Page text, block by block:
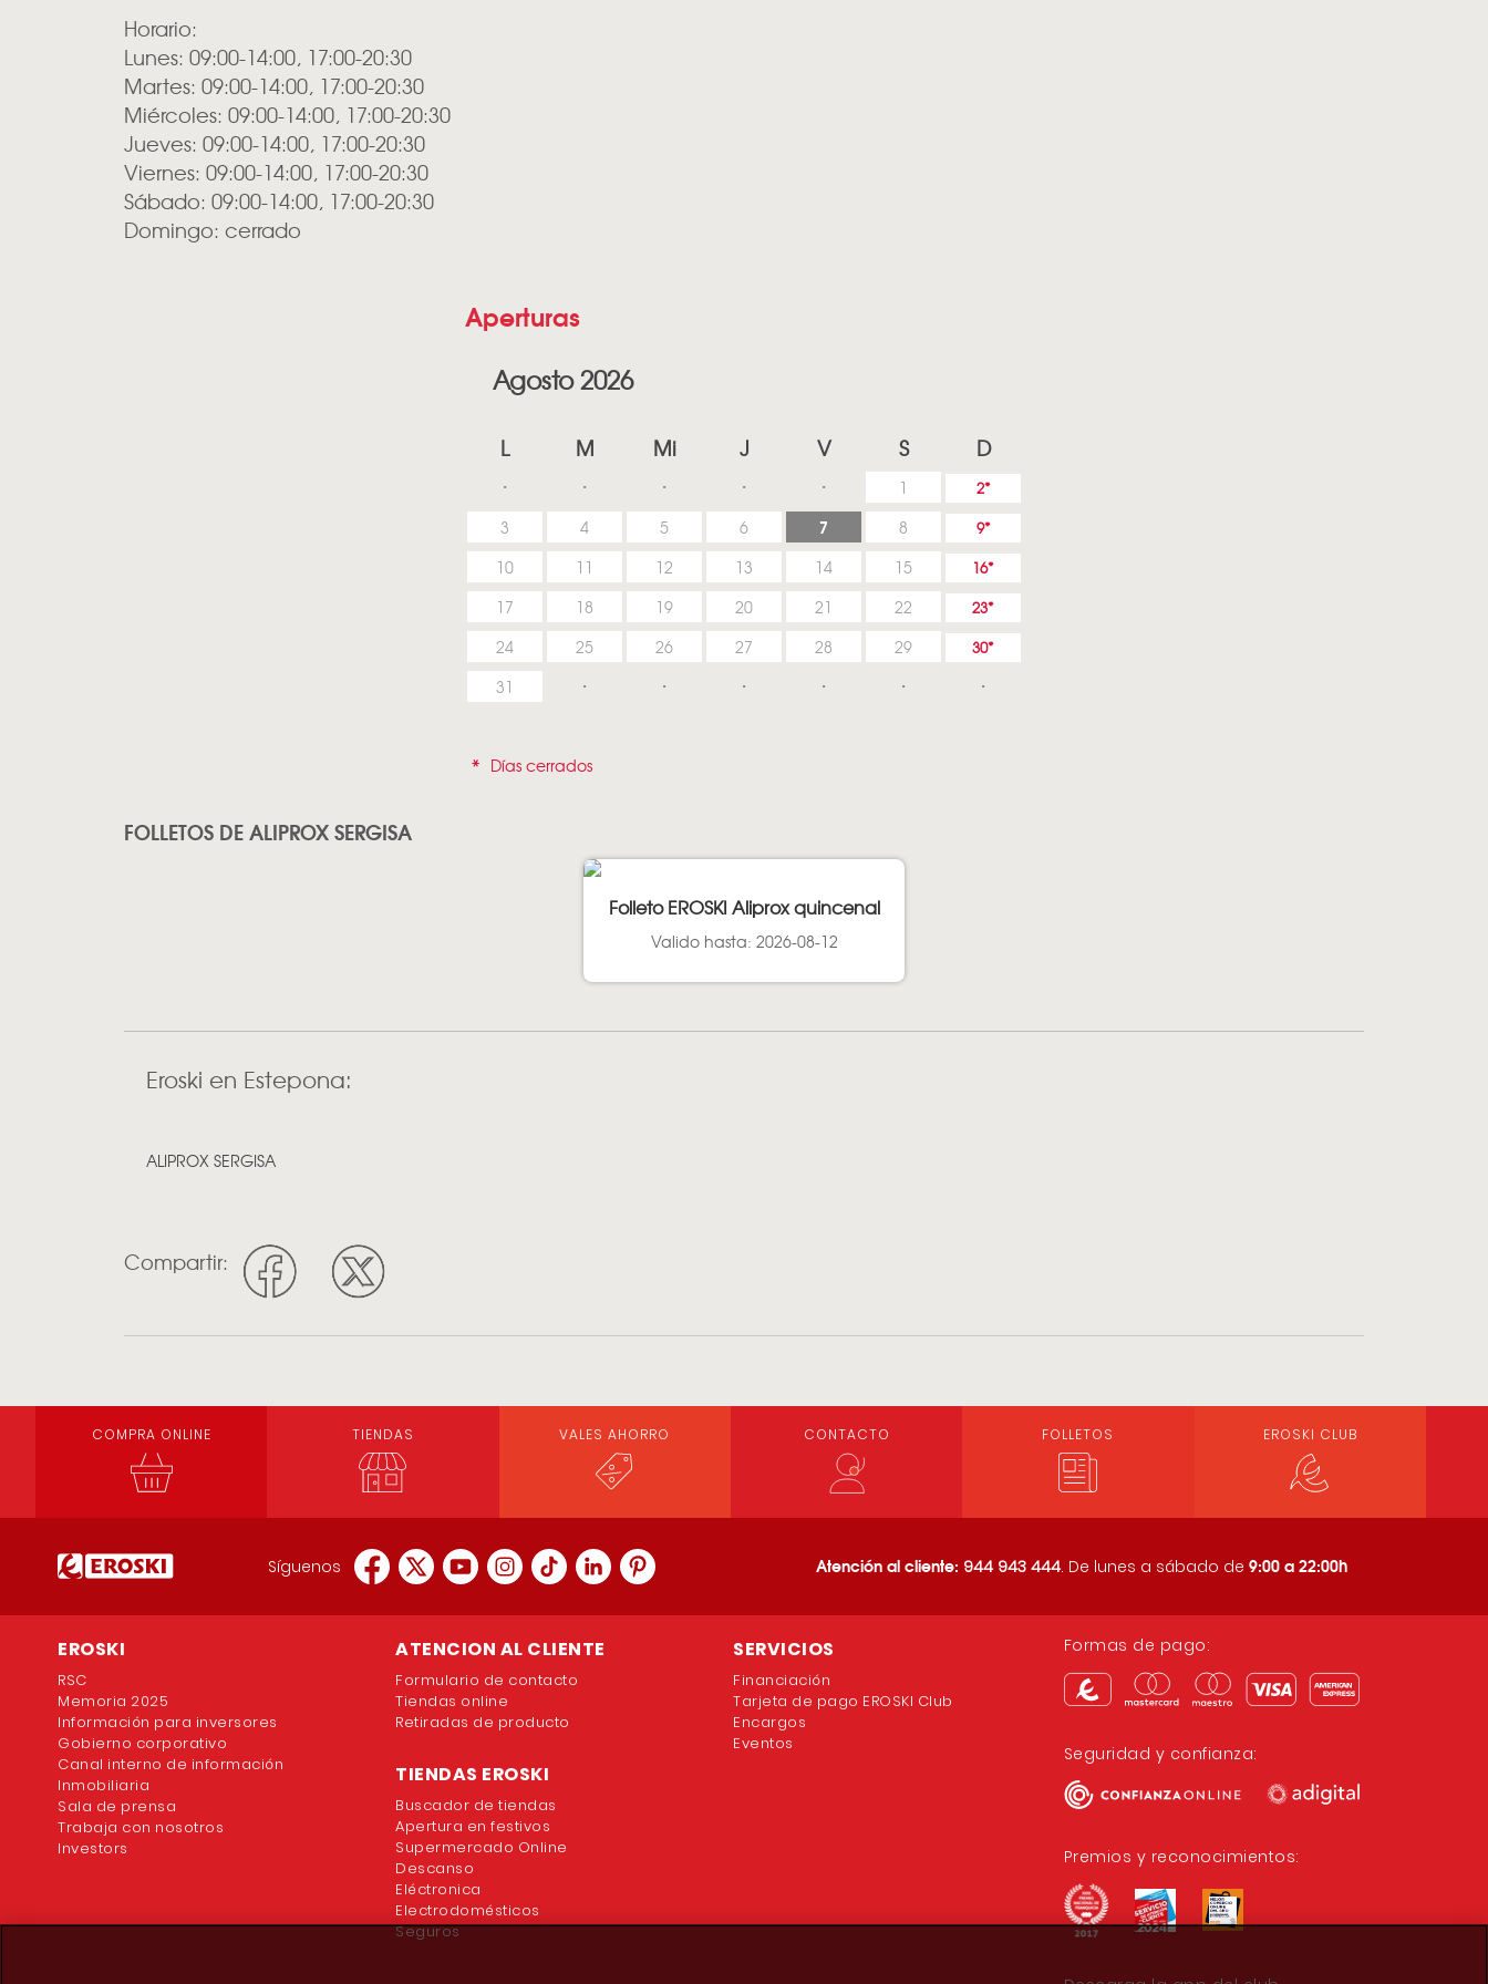
Horario:
Lunes: 09:00-14:00, 17:00-20:30
Martes: 09:00-14:00, 17:00-20:30
Miércoles: 09:00-14:00, 17:00-20:30
Jueves: 09:00-14:00, 17:00-20:30
Viernes: 09:00-14:00, 17:00-20:30
Sábado: 09:00-14:00, 17:00-20:30
Domingo: cerrado
Aperturas
Agosto 2026
L M Mi J V S D
1 2
3 4 5 6 7 8 9
10 11 12 13 14 15 16
17 18 19 20 21 22 23
24 25 26 27 28 29 30
31
* Días cerrados
FOLLETOS DE ALIPROX SERGISA
Folleto EROSKI Aliprox quincenal
Valido hasta: 2026-08-12
Eroski en Estepona:
ALIPROX SERGISA
Compartir:
COMPRA ONLINE TIENDAS VALES AHORRO CONTACTO FOLLETOS EROSKI CLUB
Síguenos Atención al cliente: 944 943 444. De lunes a sábado de 9:00 a 22:00h
EROSKI
RSC
Memoria 2025
Información para inversores
Gobierno corporativo
Canal interno de información
Inmobiliaria
Sala de prensa
Trabaja con nosotros
Investors
ATENCION AL CLIENTE
Formulario de contacto
Tiendas online
Retiradas de producto
TIENDAS EROSKI
Buscador de tiendas
Apertura en festivos
Supermercado Online
Descanso
Eléctronica
Electrodomésticos
Seguros
SERVICIOS
Financiación
Tarjeta de pago EROSKI Club
Encargos
Eventos
Formas de pago:
Seguridad y confianza:
Premios y reconocimientos: